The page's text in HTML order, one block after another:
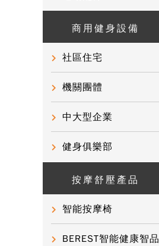
商用健身設備
社區住宅
機關團體
中大型企業
健身俱樂部
按摩舒壓產品
智能按摩椅
BEREST智能健康智品